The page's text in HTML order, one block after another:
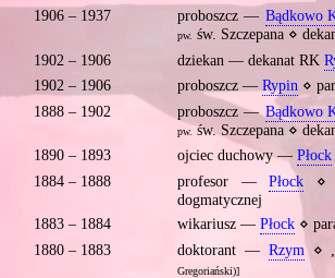
1906 – 1937
proboszcz —Bądkowo
pw. św. Szczepana ⋄
1902 – 1906
dziekan — dekanat RK
1902 – 1906
proboszcz — Rypin⋄
1888 – 1902
proboszcz —Bądkowo
pw. św. Szczepana ⋄
1890 – 1893
ojciec duchowy — Płock
1884 – 1888
profesor —Płock ⋄
dogmatycznej
1883 – 1884
wikariusz — Płock⋄
1880 – 1883
doktorant — Rzym ⋄
Gregoriański)]